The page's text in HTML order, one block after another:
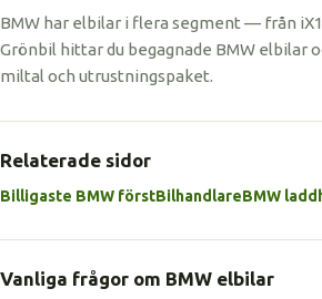
BMW har elbilar i flera segment — från iX1
Grönbil hittar du begagnade BMW elbilar
miltal och utrustningspaket.
Relaterade sidor
Billigaste BMW förstBilhandlareBMW
Vanliga frågor om BMW elbilar